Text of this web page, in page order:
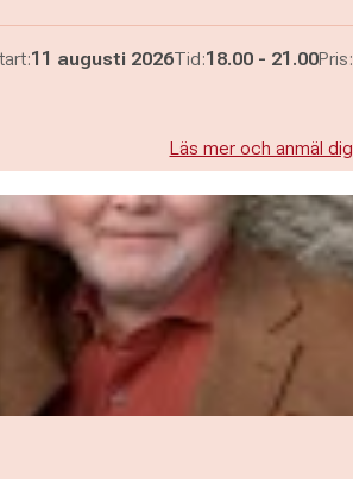
11 augusti 2026Tid:Pågår mellan
18.00 - och
21.00Pris:
Läs mer och anmäl dig